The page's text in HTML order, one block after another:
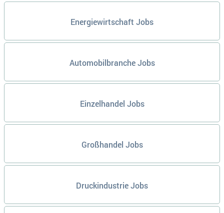
Energiewirtschaft Jobs
Automobilbranche Jobs
Einzelhandel Jobs
Großhandel Jobs
Druckindustrie Jobs